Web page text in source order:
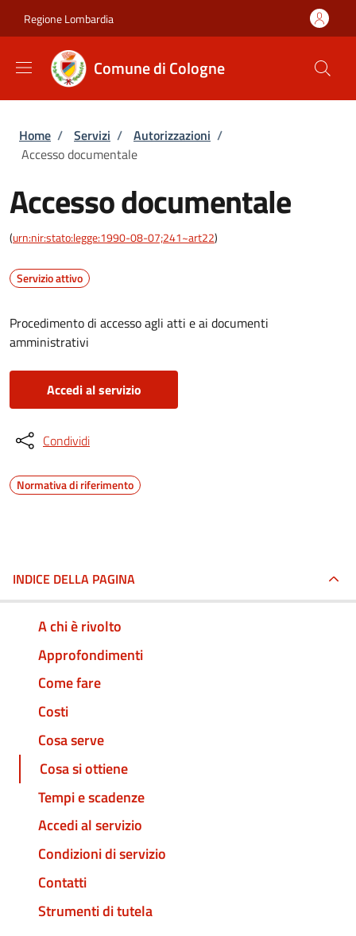
Regione Lombardia
Comune di Cologne
Briciole di pane
Home / Servizi / Autorizzazioni /
Accesso documentale
Accesso documentale
(urn:nir:stato:legge:1990-08-07;241~art22)
Servizio attivo
Procedimento di accesso agli atti e ai documenti
amministrativi
Accedi al servizio
Condividi
Normativa di riferimento
INDICE DELLA PAGINA
A chi è rivolto
Approfondimenti
Come fare
Costi
Cosa serve
Cosa si ottiene
Tempi e scadenze
Accedi al servizio
Condizioni di servizio
Contatti
Strumenti di tutela